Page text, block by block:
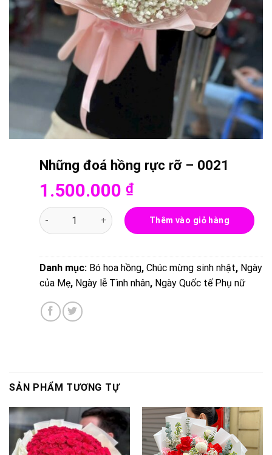
Những đoá hồng rực rỡ – 0021
1.500.000 ₫
Những đoá hồng rực rỡ - 0021 số lượng
Thêm vào giỏ hàng
Danh mục: Bó hoa hồng, Chúc mừng sinh nhật, Ngày
của Mẹ, Ngày lễ Tình nhân, Ngày Quốc tế Phụ nữ
SẢN PHẨM TƯƠNG TỰ